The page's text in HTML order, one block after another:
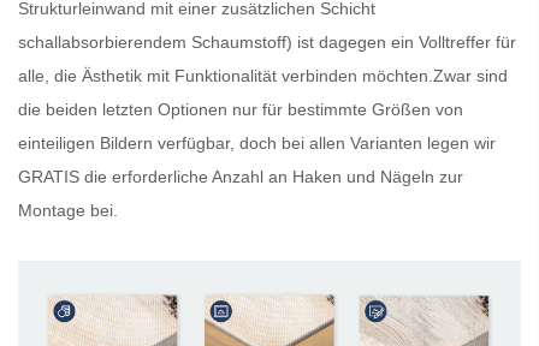
Strukturleinwand mit einer zusätzlichen Schicht
schallabsorbierendem Schaumstoff) ist dagegen ein Volltreffer für
alle, die Ästhetik mit Funktionalität verbinden möchten.Zwar sind
die beiden letzten Optionen nur für bestimmte Größen von
einteiligen Bildern verfügbar, doch bei allen Varianten legen wir
GRATIS die erforderliche Anzahl an Haken und Nägeln zur
Montage bei.